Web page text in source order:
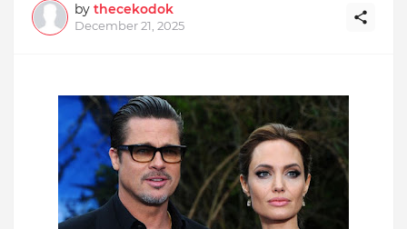
by thecekodok
December 21, 2025